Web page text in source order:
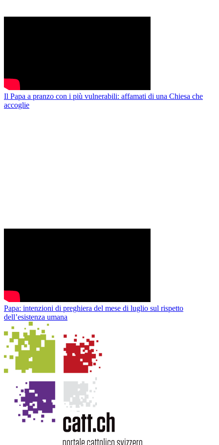
Il Papa a pranzo con i più vulnerabili: affamati di una Chiesa che
accoglie
Papa: intenzioni di preghiera del mese di luglio sul rispetto
dell’esistenza umana